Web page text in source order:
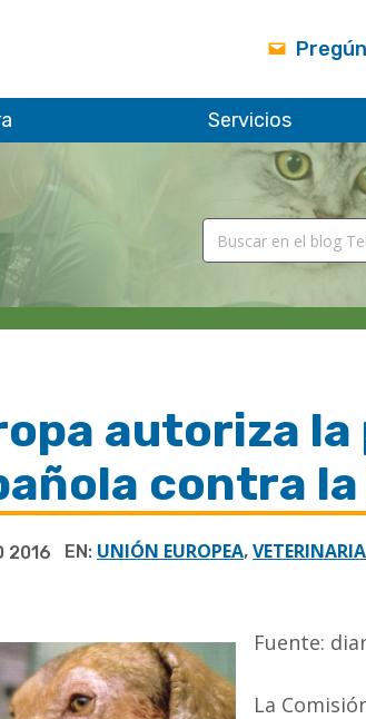
Servicios
autoriza
contra
2016 EN: UNIÓN EUROPEA, VETERINARIA
Fuente:
La